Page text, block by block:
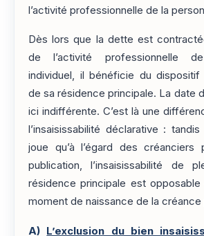
l’activité professionnelle de la
Dès lors que la dette est
de l’activité professionnelle de
individuel, il bénéficie du dispositif
de sa résidence principale. La date
ici indifférente. C’est là une
l’insaisissabilité déclarative :
joue qu’à l’égard des créanciers
publication, l’insaisissabilité de
résidence principale est
moment de naissance de la
A) L’exclusion du bien